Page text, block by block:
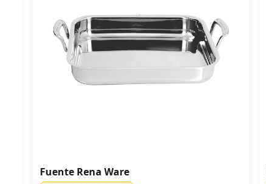
Fuente Rena Ware